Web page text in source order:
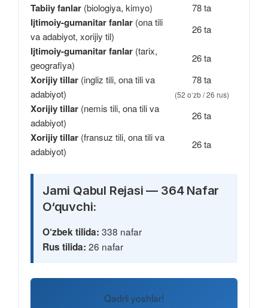
Tabiiy fanlar (biologiya, kimyo) 78 ta
Ijtimoiy-gumanitar fanlar (ona tili
va adabiyot, xorijiy til)
26 ta
Ijtimoiy-gumanitar fanlar (tarix,
geografiya)
26 ta
Xorijiy tillar (ingliz tili, ona tili va
adabiyot)
78 ta
(52 o‘zb / 26 rus)
Xorijiy tillar (nemis tili, ona tili va
adabiyot)
26 ta
Xorijiy tillar (fransuz tili, ona tili va
adabiyot)
26 ta
Jami Qabul Rejasi — 364 Nafar
O‘quvchi:
O‘zbek tilida: 338 nafar
Rus tilida: 26 nafar
Qadrli yoshlar!